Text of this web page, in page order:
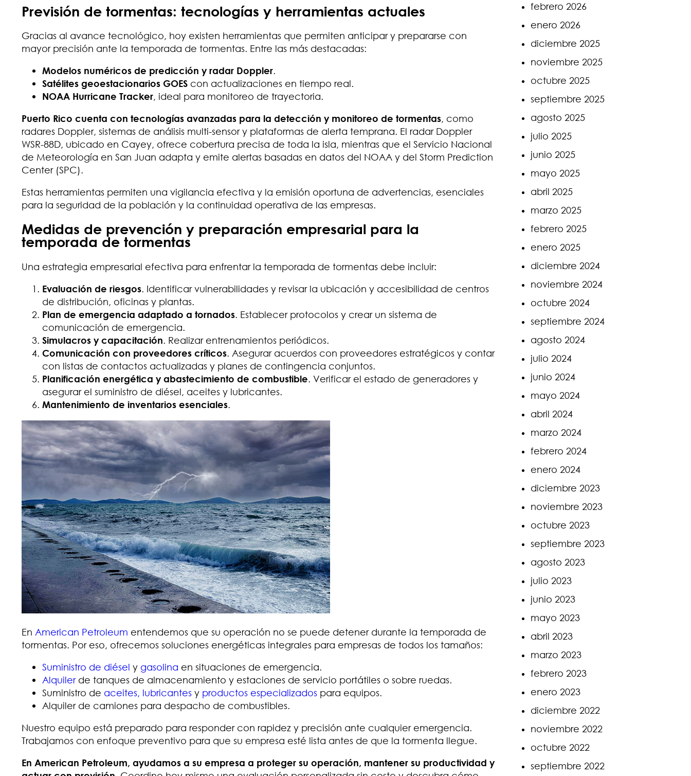
Previsión de tormentas: tecnologías y herramientas actuales
Gracias al avance tecnológico, hoy existen herramientas que permiten anticipar y prepararse con
mayor precisión ante la temporada de tormentas. Entre las más destacadas:
Modelos numéricos de predicción y radar Doppler.
Satélites geoestacionarios GOES con actualizaciones en tiempo real.
NOAA Hurricane Tracker, ideal para monitoreo de trayectoria.
Puerto Rico cuenta con tecnologías avanzadas para la detección y monitoreo de tormentas, como
radares Doppler, sistemas de análisis multi-sensor y plataformas de alerta temprana. El radar Doppler
WSR-88D, ubicado en Cayey, ofrece cobertura precisa de toda la isla, mientras que el Servicio Nacional
de Meteorología en San Juan adapta y emite alertas basadas en datos del NOAA y del Storm Prediction
Center (SPC).
Estas herramientas permiten una vigilancia efectiva y la emisión oportuna de advertencias, esenciales
para la seguridad de la población y la continuidad operativa de las empresas.
Medidas de prevención y preparación empresarial para la
temporada de tormentas
Una estrategia empresarial efectiva para enfrentar la temporada de tormentas debe incluir:
Evaluación de riesgos. Identificar vulnerabilidades y revisar la ubicación y accesibilidad de centros
de distribución, oficinas y plantas.
Plan de emergencia adaptado a tornados. Establecer protocolos y crear un sistema de
comunicación de emergencia.
Simulacros y capacitación. Realizar entrenamientos periódicos.
Comunicación con proveedores críticos. Asegurar acuerdos con proveedores estratégicos y contar
con listas de contactos actualizadas y planes de contingencia conjuntos.
Planificación energética y abastecimiento de combustible. Verificar el estado de generadores y
asegurar el suministro de diésel, aceites y lubricantes.
Mantenimiento de inventarios esenciales.
En American Petroleum entendemos que su operación no se puede detener durante la temporada de
tormentas. Por eso, ofrecemos soluciones energéticas integrales para empresas de todos los tamaños:
Suministro de diésel y gasolina en situaciones de emergencia.
Alquilerde tanques de almacenamiento y estaciones de servicio portátiles o sobre ruedas.
Suministro de aceites, lubricantes y productos especializados para equipos.
Alquiler de camiones para despacho de combustibles.
Nuestro equipo está preparado para responder con rapidez y precisión ante cualquier emergencia.
Trabajamos con enfoque preventivo para que su empresa esté lista antes de que la tormenta llegue.
En American Petroleum, ayudamos a su empresa a proteger su operación, mantener su productividad y
febrero 2026
enero 2026
diciembre 2025
noviembre 2025
octubre 2025
septiembre 2025
agosto 2025
julio 2025
junio 2025
mayo 2025
abril 2025
marzo 2025
febrero 2025
enero 2025
diciembre 2024
noviembre 2024
octubre 2024
septiembre 2024
agosto 2024
julio 2024
junio 2024
mayo 2024
abril 2024
marzo 2024
febrero 2024
enero 2024
diciembre 2023
noviembre 2023
octubre 2023
septiembre 2023
agosto 2023
julio 2023
junio 2023
mayo 2023
abril 2023
marzo 2023
febrero 2023
enero 2023
diciembre 2022
noviembre 2022
octubre 2022
septiembre 2022